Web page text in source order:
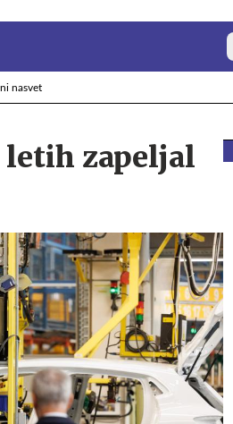
nasvet
letih zapeljal